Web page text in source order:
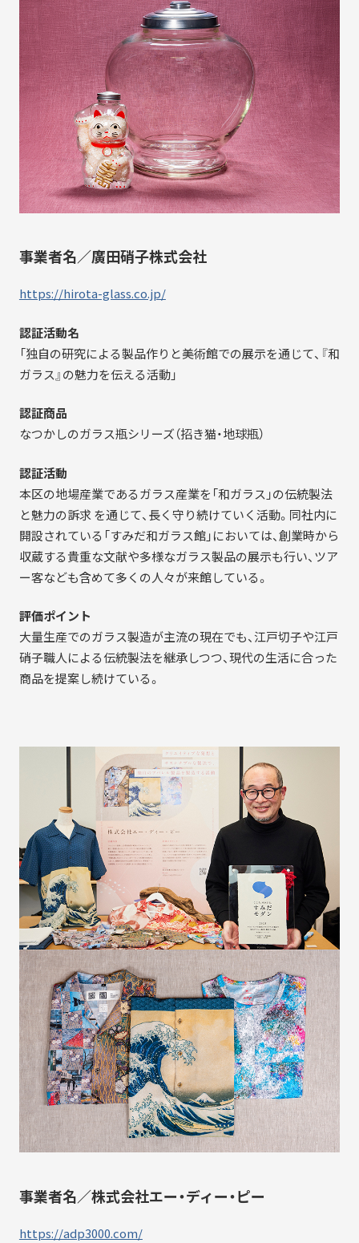
事業者名／廣田硝子株式会社
https://hirota-glass.co.jp/
認証活動名
「独自の研究による製品作りと美術館での展示を通じて、『和
ガラス』の魅力を伝える活動」
認証商品
なつかしのガラス瓶シリーズ（招き猫・地球瓶）
認証活動
本区の地場産業であるガラス産業を「和ガラス」の伝統製法
と魅力の訴求 を通じて、長く守り続けていく活動。同社内に
開設されている「すみだ和ガラス館」においては、創業時から
収蔵する貴重な文献や多様なガラス製品の展示も行い、ツア
ー客なども含めて多くの人々が来館している。
評価ポイント
大量生産でのガラス製造が主流の現在でも、江戸切子や江戸
硝子職人による伝統製法を継承しつつ、現代の生活に合った
商品を提案し続けている。
事業者名／株式会社エー・ディー・ピー
https://adp3000.com/